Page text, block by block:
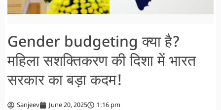
Gender budgeting क्या है?
महिला सशक्तिकरण की दिशा में भारत
सरकार का बड़ा कदम!
Sanjeev June 20, 2025 1:16 pm